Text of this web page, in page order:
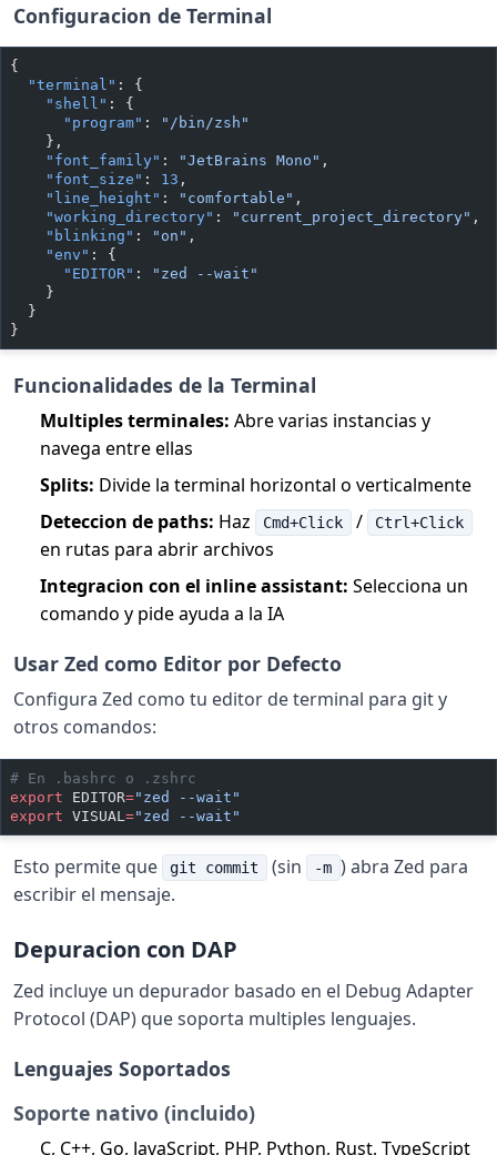
Configuracion de Terminal
{
  "terminal"
: {
    "shell"
: {
      "program"
:
"/bin/zsh"
    },
    "font_family"
: "JetBrains Mono" ,
    "font_size"
: 13 ,
    "line_height"
: "comfortable" ,
    "working_directory"
: "current_project_directory" ,
    "blinking"
: "on" ,
    "env"
: {
      "EDITOR"
:
"zed --wait"
    }
  }
}
Funcionalidades de la Terminal
Multiples terminales: Abre varias instancias y
navega entre ellas
Splits: Divide la terminal horizontal o verticalmente
Deteccion de paths: Haz Cmd+Click / Ctrl+Click
en rutas para abrir archivos
Integracion con el inline assistant: Selecciona un
comando y pide ayuda a la IA
Usar Zed como Editor por Defecto
Configura Zed como tu editor de terminal para git y
otros comandos:
# En .bashrc o .zshrc
export EDITOR="zed --wait"
export VISUAL ="zed --wait"
Esto permite que git commit (sin -m ) abra Zed para
escribir el mensaje.
Depuracion con DAP
Zed incluye un depurador basado en el Debug Adapter
Protocol (DAP) que soporta multiples lenguajes.
Lenguajes Soportados
Soporte nativo (incluido)
C, C++, Go, JavaScript, PHP, Python, Rust, TypeScript